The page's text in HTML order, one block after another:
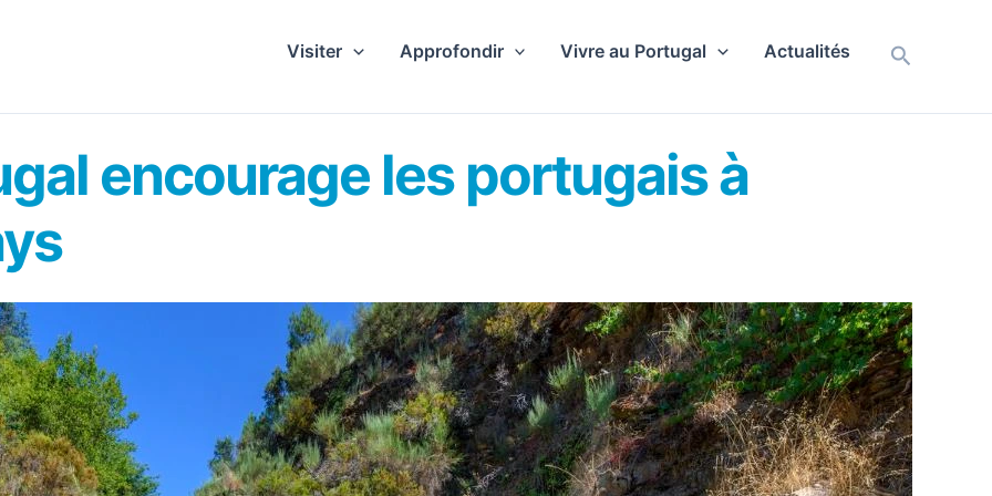
Visiter Approfondir Vivre au Portugal Actualités
encourage les portugais à